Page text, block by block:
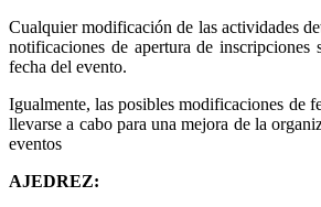
Cualquier modificación de las actividades
notificaciones de apertura de inscripciones
fecha del evento.
Igualmente, las posibles modificaciones de
llevarse a cabo para una mejora de la
eventos
AJEDREZ: